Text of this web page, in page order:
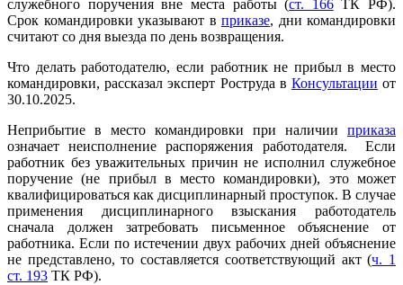
служебного поручения вне места работы (ст. 166ТК РФ).
Срок командировки указывают в приказе, дни командировки
считают со дня выезда по день возвращения.
Что делать работодателю, если работник не прибыл в место
командировки, рассказал эксперт Роструда в Консультации от
30.10.2025.
Неприбытие в место командировки при наличии приказа
означает неисполнение распоряжения работодателя. Если
работник без уважительных причин не исполнил служебное
поручение (не прибыл в место командировки), это может
квалифицироваться как дисциплинарный проступок. В случае
применения дисциплинарного взыскания работодатель
сначала должен затребовать письменное объяснение от
работника. Если по истечении двух рабочих дней объяснение
не представлено, то составляется соответствующий акт (ч. 1
ст. 193 ТК РФ).